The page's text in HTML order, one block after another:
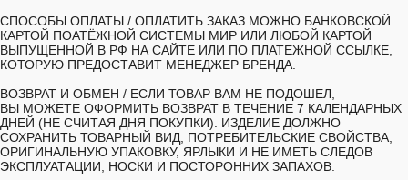
СПОСОБЫ ОПЛАТЫ / ОПЛАТИТЬ ЗАКАЗ МОЖНО БАНКОВСКОЙ
КАРТОЙ ПОАТЁЖНОЙ СИСТЕМЫ МИР ИЛИ ЛЮБОЙ КАРТОЙ
ВЫПУЩЕННОЙ В РФ НА САЙТЕ ИЛИ ПО ПЛАТЕЖНОЙ ССЫЛКЕ,
КОТОРУЮ ПРЕДОСТАВИТ МЕНЕДЖЕР БРЕНДА.
ВОЗВРАТ И ОБМЕН / ЕСЛИ ТОВАР ВАМ НЕ ПОДОШЕЛ,
ВЫ МОЖЕТЕ ОФОРМИТЬ ВОЗВРАТ В ТЕЧЕНИЕ 7 КАЛЕНДАРНЫХ
ДНЕЙ (НЕ СЧИТАЯ ДНЯ ПОКУПКИ). ИЗДЕЛИЕ ДОЛЖНО
СОХРАНИТЬ ТОВАРНЫЙ ВИД, ПОТРЕБИТЕЛЬСКИЕ СВОЙСТВА,
ОРИГИНАЛЬНУЮ УПАКОВКУ, ЯРЛЫКИ И НЕ ИМЕТЬ СЛЕДОВ
ЭКСПЛУАТАЦИИ, НОСКИ И ПОСТОРОННИХ ЗАПАХОВ.